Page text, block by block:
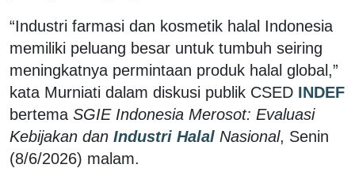
“Industri farmasi dan kosmetik halal Indonesia
memiliki peluang besar untuk tumbuh seiring
meningkatnya permintaan produk halal global,”
kata Murniati dalam diskusi publik CSED INDEF
bertema SGIE Indonesia Merosot: Evaluasi
Kebijakan dan Industri Halal Nasional, Senin
(8/6/2026) malam.